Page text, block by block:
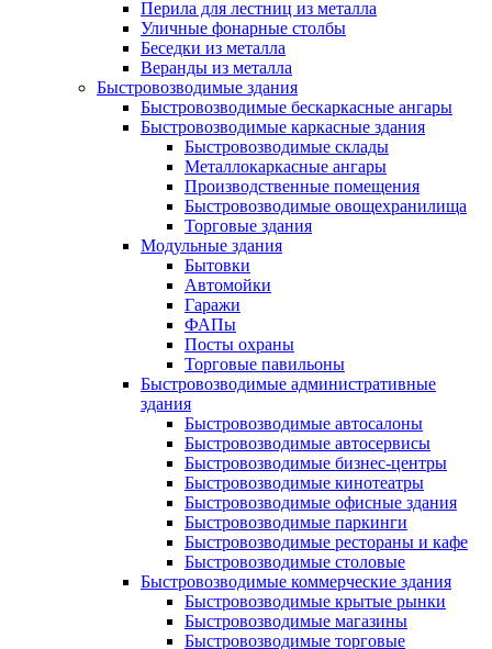
Перила для лестниц из металла
Уличные фонарные столбы
Беседки из металла
Веранды из металла
Быстровозводимые здания
Быстровозводимые бескаркасные ангары
Быстровозводимые каркасные здания
Быстровозводимые склады
Металлокаркасные ангары
Производственные помещения
Быстровозводимые овощехранилища
Торговые здания
Модульные здания
Бытовки
Автомойки
Гаражи
ФАПы
Посты охраны
Торговые павильоны
Быстровозводимые административные
здания
Быстровозводимые автосалоны
Быстровозводимые автосервисы
Быстровозводимые бизнес-центры
Быстровозводимые кинотеатры
Быстровозводимые офисные здания
Быстровозводимые паркинги
Быстровозводимые рестораны и кафе
Быстровозводимые столовые
Быстровозводимые коммерческие здания
Быстровозводимые крытые рынки
Быстровозводимые магазины
Быстровозводимые торговые